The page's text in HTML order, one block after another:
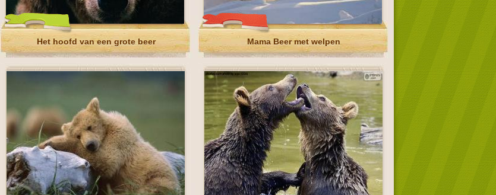
Het hoofd van een grote beer Mama Beer met welpen